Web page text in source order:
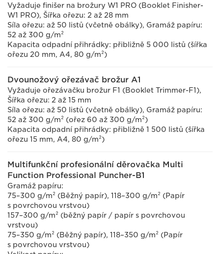
Vyžaduje finišer na brožury W1 PRO (Booklet Finisher-
W1 PRO), Šířka ořezu: 2 až 28 mm
Síla ořezu: až 50 listů (včetně obálky), Gramáž papíru:
52 až 300 g/m²
Kapacita odpadní přihrádky: přibližně 5 000 listů (šířka
ořezu 20 mm, A4, 80 g/m²)
Dvounožový ořezávač brožur A1
Vyžaduje ořezávačku brožur F1 (Booklet Trimmer-F1),
Šířka ořezu: 2 až 15 mm
Síla ořezu: až 50 listů (včetně obálky), Gramáž papíru:
52 až 300 g/m² (ořez 60 až 300 g/m²)
Kapacita odpadní přihrádky: přibližně 1 500 listů (šířka
ořezu 15 mm, A4, 80 g/m²)
Multifunkční profesionální děrovačka Multi
Function Professional Puncher-B1
Gramáž papíru:
75–300 g/m² (Běžný papír), 118–300 g/m² (Papír
s povrchovou vrstvou)
157–300 g/m² (běžný papír / papír s povrchovou
vrstvou)
75–350 g/m² (Běžný papír), 118–350 g/m² (Papír
s povrchovou vrstvou)